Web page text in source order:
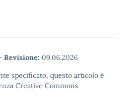
Revisione: 09.06.2026
specificato, questo articolo è
Creative Commons